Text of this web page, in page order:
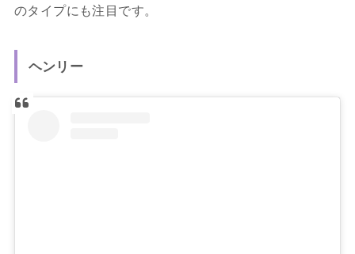
のタイプにも注目です。
ヘンリー